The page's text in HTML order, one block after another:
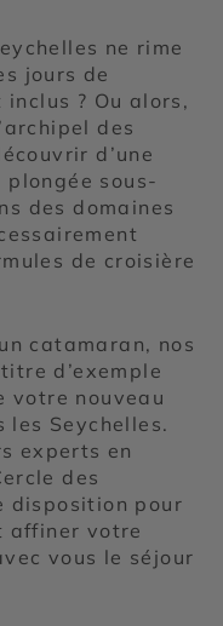
ne rime
jours de
? Ou alors,
des
d’une
sous-
des domaines
de croisière
catamaran, nos
d’exemple
votre nouveau
Seychelles.
experts en
des
disposition pour
affiner votre
vous le séjour